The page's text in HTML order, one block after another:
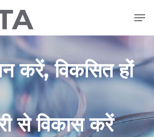
मेनू
करें, विकसित हों
से विकास करें